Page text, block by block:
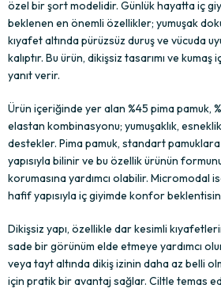
özel bir şort modelidir. Günlük hayatta iç
beklenen en önemli özellikler; yumuşak
kıyafet altında pürüzsüz duruş ve vücuda
kalıptır. Bu ürün, dikişsiz tasarımı ve
yanıt verir.
Ürün içeriğinde yer alan %45 pima pamuk,
elastan kombinasyonu; yumuşaklık,
destekler. Pima pamuk, standart
yapısıyla bilinir ve bu özellik ürünün
korumasına yardımcı olabilir. Micromodal
hafif yapısıyla iç giyimde konfor
Dikişsiz yapı, özellikle dar kesimli
sade bir görünüm elde etmeye yardımcı
veya tayt altında dikiş izinin daha az belli
için pratik bir avantaj sağlar. Ciltle temas